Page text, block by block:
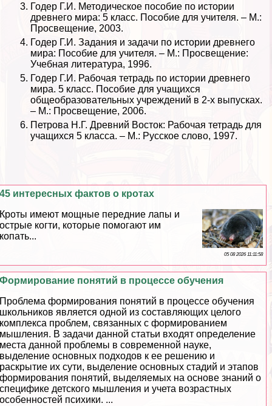
Годер Г.И. Методическое пособие по истории
древнего мира: 5 класс. Пособие для учителя. – М.:
Просвещение, 2003.
Годер Г.И. Задания и задачи по истории древнего
мира: Пособие для учителя. – М.: Просвещение:
Учебная литература, 1996.
Годер Г.И. Рабочая тетрадь по истории древнего
мира. 5 класс. Пособие для учащихся
общеобразовательных учреждений в 2-х выпусках.
– М.: Просвещение, 2006.
Петрова Н.Г. Древний Восток: Рабочая тетрадь для
учащихся 5 класса. – М.: Русское слово, 1997.
45 интересных фактов о кротах
Кроты имеют мощные передние лапы и
острые когти, которые помогают им
копать...
05 08 2026 11:11:58
Формирование понятий в процессе обучения
Проблема формирования понятий в процессе обучения
школьников является одной из составляющих целого
комплекса проблем, связанных с формированием
мышления. В задачи данной статьи входят определение
места данной проблемы в современной науке,
выделение основных подходов к ее решению и
раскрытие их сути, выделение основных стадий и этапов
формирования понятий, выделяемых на основе знаний о
специфике детского мышления и учета возрастных
особенностей психики. ...